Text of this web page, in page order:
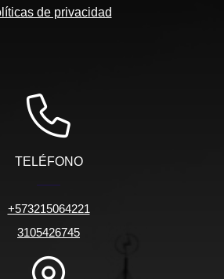
de privacidad
TELÉFONO
+573215064221
3105426745